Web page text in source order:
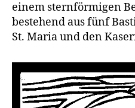
einem sternförmigen
bestehend aus fünf
St. Maria und den